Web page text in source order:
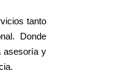
tanto
Donde
asesoría y